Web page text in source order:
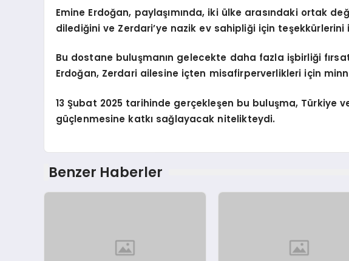
Emine Erdoğan, paylaşımında, iki ülke arasındaki ortak
dilediğini ve Zerdari’ye nazik ev sahipliği için teşekkürlerini
Bu dostane buluşmanın gelecekte daha fazla işbirliği
Erdoğan, Zerdari ailesine içten misafirperverlikleri için
13 Şubat 2025 tarihinde gerçekleşen bu buluşma, Türkiye
güçlenmesine katkı sağlayacak nitelikteydi.
Benzer Haberler